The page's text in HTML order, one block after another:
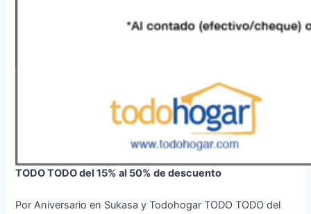
TODO TODO del 15% al 50% de descuento
Por Aniversario en Sukasa y Todohogar TODO TODO del